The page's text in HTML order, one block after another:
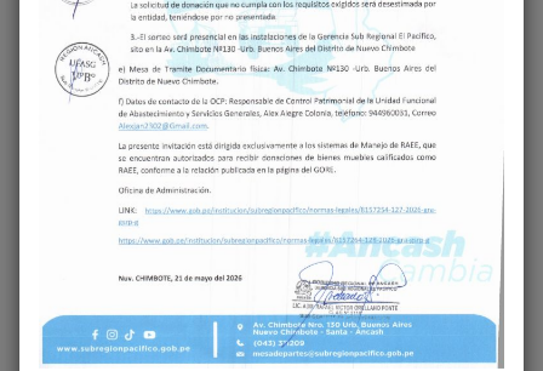
Share on Facebook Share on Twitter
Previous
GOBERNADOR KOKI
NORIEGA
DESPEGUE DE LA
OBRA MÁS
Next
SUBREGIÓN
PACÍFICO PROTEGE
A SU EQUIPO: